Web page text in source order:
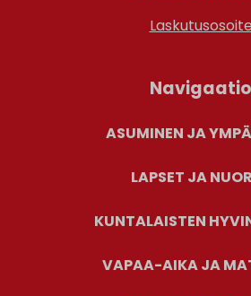
Laskutusosoite
Navigaatio
ASUMINEN JA
LAPSET JA
KUNTALAISTEN
VAPAA-AIKA JA